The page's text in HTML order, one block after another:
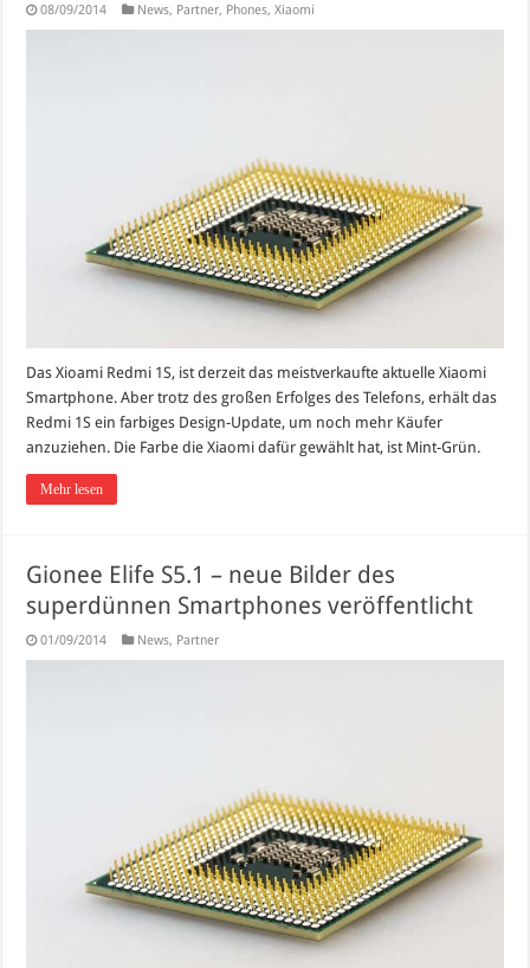
08/09/2014 News, Partner, Phones,Xiaomi
Das Xioami Redmi 1S, ist derzeit das meistverkaufte aktuelle Xiaomi
Smartphone. Aber trotz des großen Erfolges des Telefons, erhält das
Redmi 1S ein farbiges Design-Update, um noch mehr Käufer
anzuziehen. Die Farbe die Xiaomi dafür gewählt hat, ist Mint-Grün.
Mehr lesen
Gionee Elife S5.1 – neue Bilder des
superdünnen Smartphones veröffentlicht
01/09/2014 News, Partner